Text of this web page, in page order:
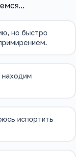
но быстро
находим
испортить